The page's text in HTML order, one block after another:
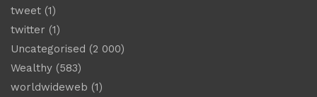
tweet (1)
twitter (1)
Uncategorised (2 000)
Wealthy (583)
worldwideweb (1)